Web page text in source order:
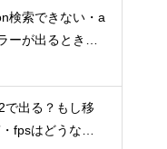
検索できない・a
ーが出るときの
API 3.3】
で出る？もし移
fpsはどうなる